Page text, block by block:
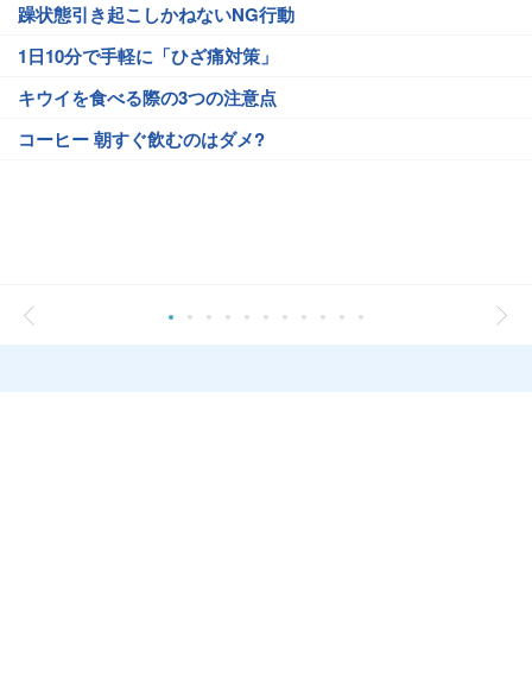
躁状態引き起こしかねないNG行動
1日10分で手軽に「ひざ痛対策」
キウイを食べる際の3つの注意点
コーヒー 朝すぐ飲むのはダメ?